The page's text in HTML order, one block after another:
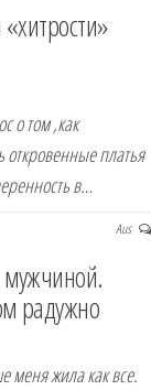
о том ,как
откровенные платья
в…
Aus
радужно
меня жила как все.